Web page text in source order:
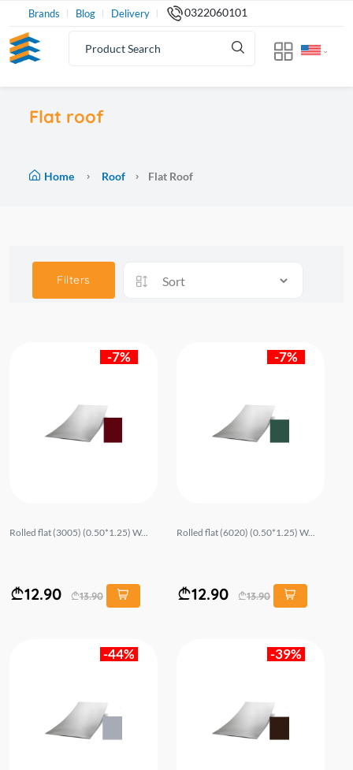
Brands Blog Delivery 0322060101
Flat roof
Home Roof Flat Roof
Filters
-7%
Rolled flat (3005) (0.50*1.25) W...
12.90 13.90
-7%
Rolled flat (6020) (0.50*1.25) W...
12.90 13.90
-44% -39%